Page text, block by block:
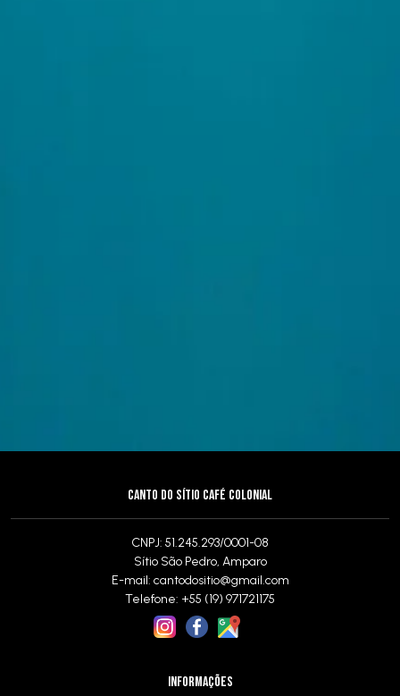
CANTO DO SÍTIO CAFÉ COLONIAL
CNPJ: 51.245.293/0001-08
Sítio São Pedro, Amparo
E-mail: cantodositio@gmail.com
Telefone: +55 (19) 971721175
INFORMAÇÕES